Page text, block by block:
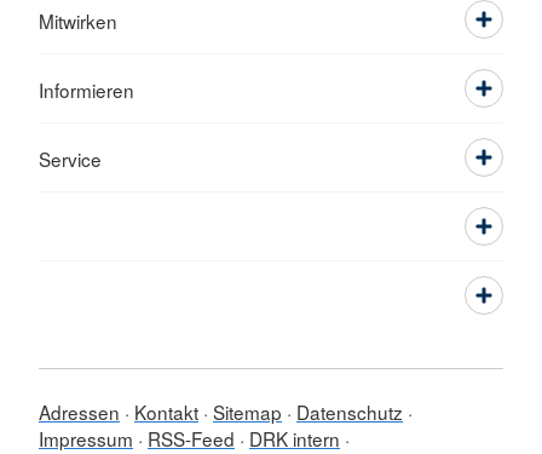
Mitwirken
Informieren
Service
Adressen Kontakt Sitemap
Datenschutz
Impressum
RSS-Feed
DRK intern